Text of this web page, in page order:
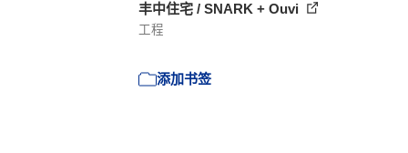
丰中住宅 / SNARK + Ouvi
工程
添加书签